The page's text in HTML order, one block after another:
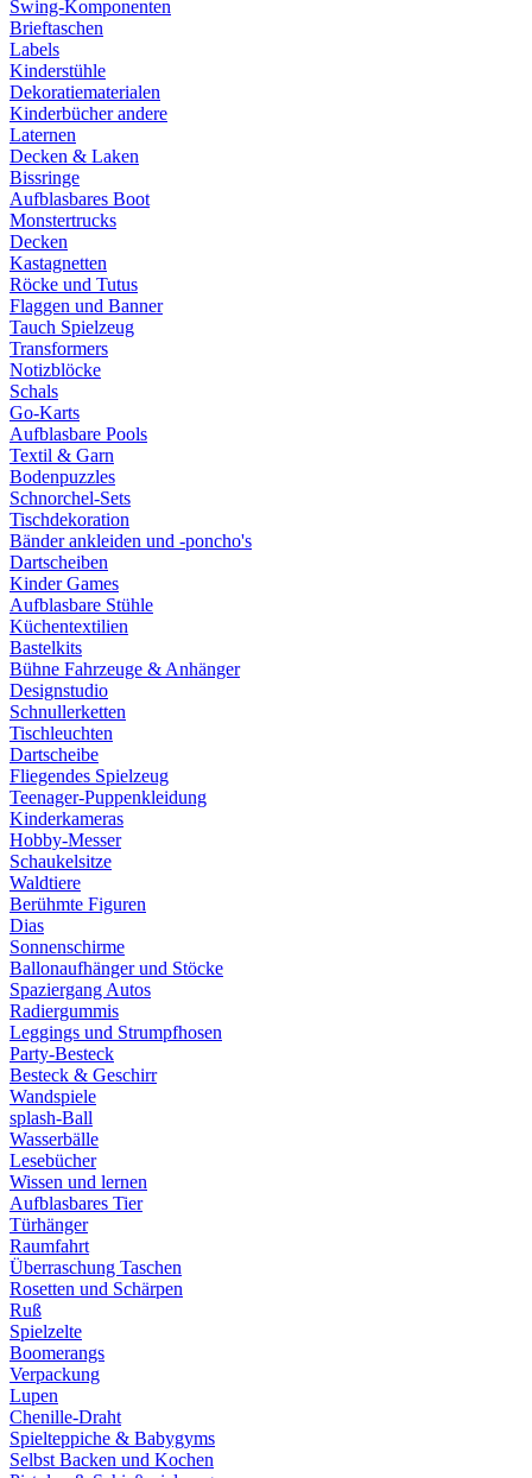
Swing-Komponenten
Brieftaschen
Labels
Kinderstühle
Dekoratiematerialen
Kinderbücher andere
Laternen
Decken & Laken
Bissringe
Aufblasbares Boot
Monstertrucks
Decken
Kastagnetten
Röcke und Tutus
Flaggen und Banner
Tauch Spielzeug
Transformers
Notizblöcke
Schals
Go-Karts
Aufblasbare Pools
Textil & Garn
Bodenpuzzles
Schnorchel-Sets
Tischdekoration
Bänder ankleiden und -poncho's
Dartscheiben
Kinder Games
Aufblasbare Stühle
Küchentextilien
Bastelkits
Bühne Fahrzeuge & Anhänger
Designstudio
Schnullerketten
Tischleuchten
Dartscheibe
Fliegendes Spielzeug
Teenager-Puppenkleidung
Kinderkameras
Hobby-Messer
Schaukelsitze
Waldtiere
Berühmte Figuren
Dias
Sonnenschirme
Ballonaufhänger und Stöcke
Spaziergang Autos
Radiergummis
Leggings und Strumpfhosen
Party-Besteck
Besteck & Geschirr
Wandspiele
splash-Ball
Wasserbälle
Lesebücher
Wissen und lernen
Aufblasbares Tier
Türhänger
Raumfahrt
Überraschung Taschen
Rosetten und Schärpen
Ruß
Spielzelte
Boomerangs
Verpackung
Lupen
Chenille-Draht
Spielteppiche & Babygyms
Selbst Backen und Kochen